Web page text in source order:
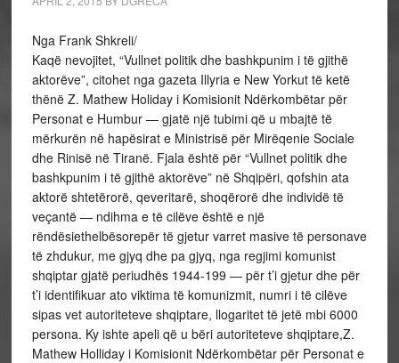
Nga Frank Shkreli/
Kaqë nevojitet, “Vullnet politik dhe bashkpunim i të gjithë
aktorëve”, citohet nga gazeta Illyria e New Yorkut të ketë
thënë Z. Mathew Holiday i Komisionit Ndërkombëtar për
Personat e Humbur — gjatë një tubimi që u mbajtë të
mërkurën në hapësirat e Ministrisë për Mirëqenie Sociale
dhe Rinisë në Tiranë. Fjala është për “Vullnet politik dhe
bashkpunim i të gjithë aktorëve” në Shqipëri, qofshin ata
aktorë shtetërorë, qeveritarë, shoqërorë dhe individë të
veçantë — ndihma e të cilëve është e një
rëndësiethelbësorepër të gjetur varret masive të personave
të zhdukur, me gjyq dhe pa gjyq, nga regjimi komunist
shqiptar gjatë periudhës 1944-199 — për t’i gjetur dhe për
t’i identifikuar ato viktima të komunizmit, numri i të cilëve
sipas vet autoriteteve shqiptare, llogaritet të jetë mbi 6000
persona. Ky ishte apeli që u bëri autoriteteve shqiptare,Z.
Mathew Holliday i Komisionit Ndërkombëtar për Personat e